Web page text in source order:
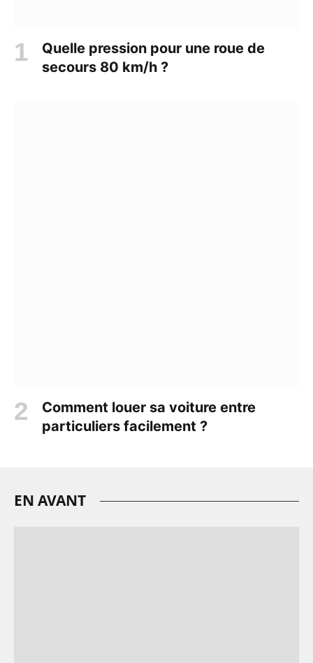
Quelle pression pour une roue de
secours 80 km/h ?
Comment louer sa voiture entre
particuliers facilement ?
EN AVANT